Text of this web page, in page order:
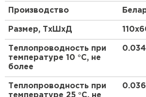
Производство
Размер, ТхШхД
Теплопроводность при
температуре 10 °С, не
более
0.034
Теплопроводность при
температуре 25 °С, не
Утеплитель Isoroc
ПЕРЕЙТИ